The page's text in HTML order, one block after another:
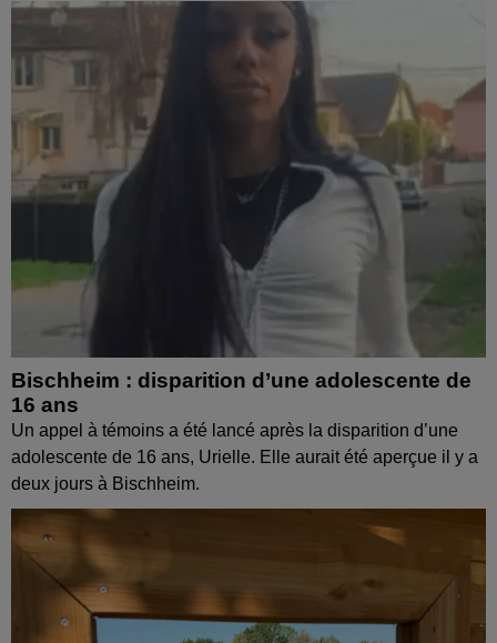
Bischheim : disparition d’une adolescente de
16 ans
Un appel à témoins a été lancé après la disparition d’une
adolescente de 16 ans, Urielle. Elle aurait été aperçue il y a
deux jours à Bischheim.